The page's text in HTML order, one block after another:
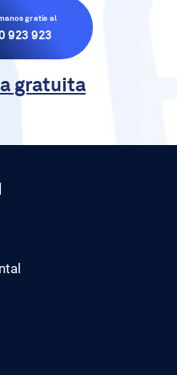
gratis al
923 923
gratuita